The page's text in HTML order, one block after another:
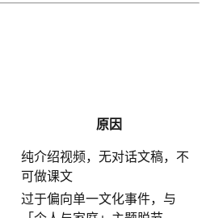
原因
纯介绍视频，无对话文稿，不
可做课文
过于偏向单一文化事件，与